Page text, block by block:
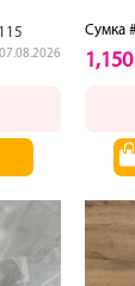
07.08.2026
Сумка
1,150